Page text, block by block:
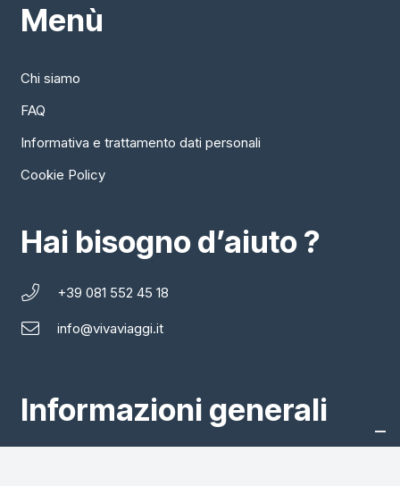
Menù
Chi siamo
FAQ
Informativa e trattamento dati personali
Cookie Policy
Hai bisogno d’aiuto ?
+39 081 552 45 18
info@vivaviaggi.it
Informazioni generali